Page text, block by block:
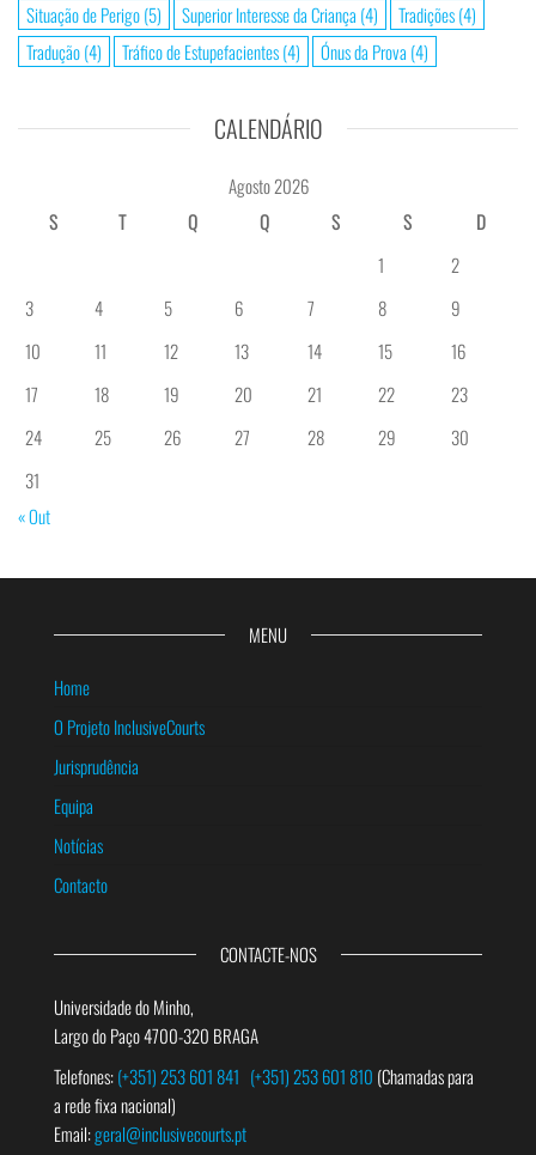
Situação de Perigo(5) Superior Interesse da Criança (4) Tradições(4)
Tradução(4) Tráfico de Estupefacientes(4) Ónus da Prova (4)
CALENDÁRIO
Agosto 2026
S
T Q Q S S
D
1
2
3
4 5 6 7 8
9
10
11 12 13 14 15
16
17
18 19 20 21 22
23
24
25 26 27 28 29
30
31
« Out
MENU
Home
O Projeto InclusiveCourts
Jurisprudência
Equipa
Notícias
Contacto
CONTACTE-NOS
Universidade do Minho,
Largo do Paço 4700-320 BRAGA
Telefones:(+351) 253 601 841 (+351) 253 601 810 (Chamadas para
a rede fixa nacional)
Email:geral@inclusivecourts.pt